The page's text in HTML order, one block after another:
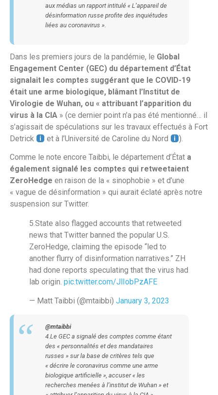
aux médias un rapport intitulé « L’appareil de
désinformation russe profite des inquiétudes
liées au coronavirus ».
Dans les premiers jours de la pandémie, le Global
Engagement Center (GEC) du département d’État
signalait les comptes suggérant que le COVID-19
était une arme biologique, blâmant l’Institut de
Virologie de Wuhan, ou « attribuant l’apparition du
virus à la CIA » (ce dernier point n’a pas été mentionné… il
s’agissait de spéculations sur les travaux effectués à Fort
Detrick
et à l’Université de Caroline du Nord ).
Comme le note encore Taibbi, le département d’État a
également signalé les comptes qui retweetaient
ZeroHedge en raison de la « sinophobie » et d’une
« vague de désinformation » qui aurait éclaté après notre
suspension sur Twitter.
5.State also flagged accounts that retweeted
news that Twitter banned the popular U.S.
ZeroHedge, claiming the episode “led to
another flurry of disinformation narratives.” ZH
had done reports speculating that the virus had
lab origin. pic.twitter.com/JlIobPzAFE
— Matt Taibbi (@mtaibbi) January 3, 2023
@mtaibbi
4.Le GEC a signalé des comptes comme étant
des « personnalités et des mandataires
russes » sur la base de critères tels que
« décrire le coronavirus comme une arme
biologique artificielle », accuser « les
recherches menées à l’institut de Wuhan » et